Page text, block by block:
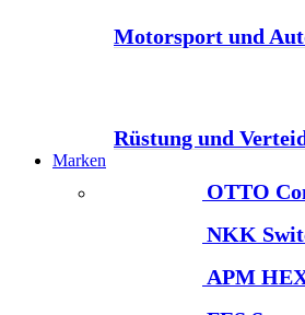
Motorsport und
Rüstung und
Marken
OTTO
NKK
APM